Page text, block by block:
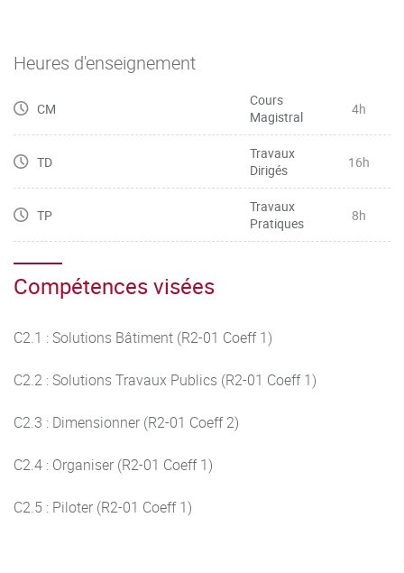
Heures d'enseignement
CM
Cours
Magistral
4h
TD
Travaux
Dirigés
16h
TP
Travaux
Pratiques
8h
Compétences visées
C2.1 : Solutions Bâtiment (R2-01 Coeff 1)
C2.2 : Solutions Travaux Publics (R2-01 Coeff 1)
C2.3 : Dimensionner (R2-01 Coeff 2)
C2.4 : Organiser (R2-01 Coeff 1)
C2.5 : Piloter (R2-01 Coeff 1)